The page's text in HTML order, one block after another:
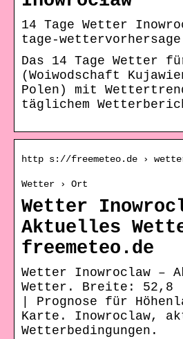
14 Tage Wetter
tage-
Das 14 Tage Wetter
(Woiwodschaft
Polen) mit
täglichem
http s://freemeteo.de ›
Wetter › Ort
Wetter
Aktuelles
freemeteo.de
Wetter Inowroclaw –
Wetter. Breite: 52,8
| Prognose für
Karte. Inowroclaw,
Wetterbedingungen.